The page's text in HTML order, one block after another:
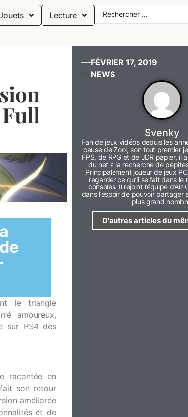
Lecture
le triangle
amoureux,
sur PS4 dès
racontée en
fait son retour
améliorée
et de
FÉVRIER 17, 2019
NEWS
Svenky
Fan de jeux vidéos depuis les
cause de Zool, son tout premier
FPS, de RPG et de JDR papier, il
du net à la recherche de
Principalement joueur de jeux
regarder ce qu’il se fait dans le
consoles. Il rejoint l’équipe
dans l’espoir de pouvoir partager
plus grand
D'autres articles du